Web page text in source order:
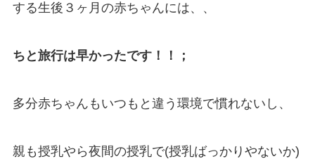
する生後３ヶ月の赤ちゃんには、、
ちと旅行は早かったです！！；
多分赤ちゃんもいつもと違う環境で慣れないし、
親も授乳やら夜間の授乳で(授乳ばっかりやないか)